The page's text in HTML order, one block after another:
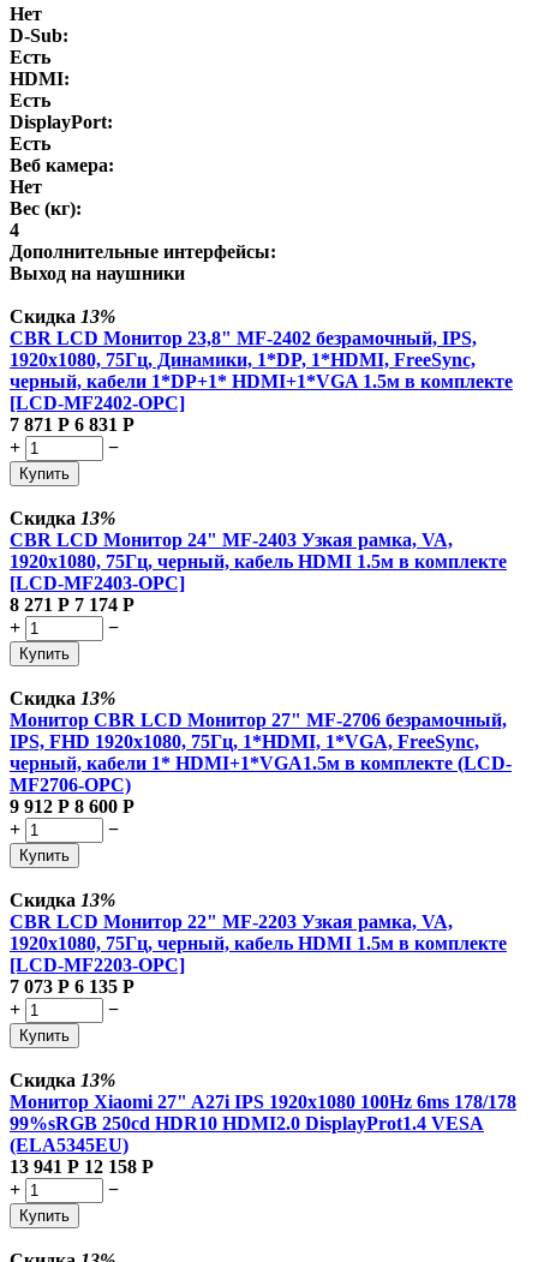
Нет
D-Sub:
Есть
HDMI:
Есть
DisplayPort:
Есть
Веб камера:
Нет
Вес (кг):
4
Дополнительные интерфейсы:
Выход на наушники
Скидка 13%
CBR LCD Монитор 23,8" MF-2402 безрамочный, IPS,
1920x1080, 75Гц, Динамики, 1*DP, 1*HDMI, FreeSync,
черный, кабели 1*DP+1* HDMI+1*VGA 1.5м в комплекте
[LCD-MF2402-OPC]
7 871 Р 6 831 Р
+
−
Купить
Скидка 13%
CBR LCD Монитор 24" MF-2403 Узкая рамка, VA,
1920x1080, 75Гц, черный, кабель HDMI 1.5м в комплекте
[LCD-MF2403-OPC]
8 271 Р 7 174 Р
+
−
Купить
Скидка 13%
Монитор CBR LCD Монитор 27" MF-2706 безрамочный,
IPS, FHD 1920x1080, 75Гц, 1*HDMI, 1*VGA, FreeSync,
черный, кабели 1* HDMI+1*VGA1.5м в комплекте (LCD-
MF2706-OPC)
9 912 Р 8 600 Р
+
−
Купить
Скидка 13%
CBR LCD Монитор 22" MF-2203 Узкая рамка, VA,
1920x1080, 75Гц, черный, кабель HDMI 1.5м в комплекте
[LCD-MF2203-OPC]
7 073 Р 6 135 Р
+
−
Купить
Скидка 13%
Монитор Xiaomi 27" A27i IPS 1920x1080 100Hz 6ms 178/178
99%sRGB 250cd HDR10 HDMI2.0 DisplayProt1.4 VESA
(ELA5345EU)
13 941 Р 12 158 Р
+
−
Купить